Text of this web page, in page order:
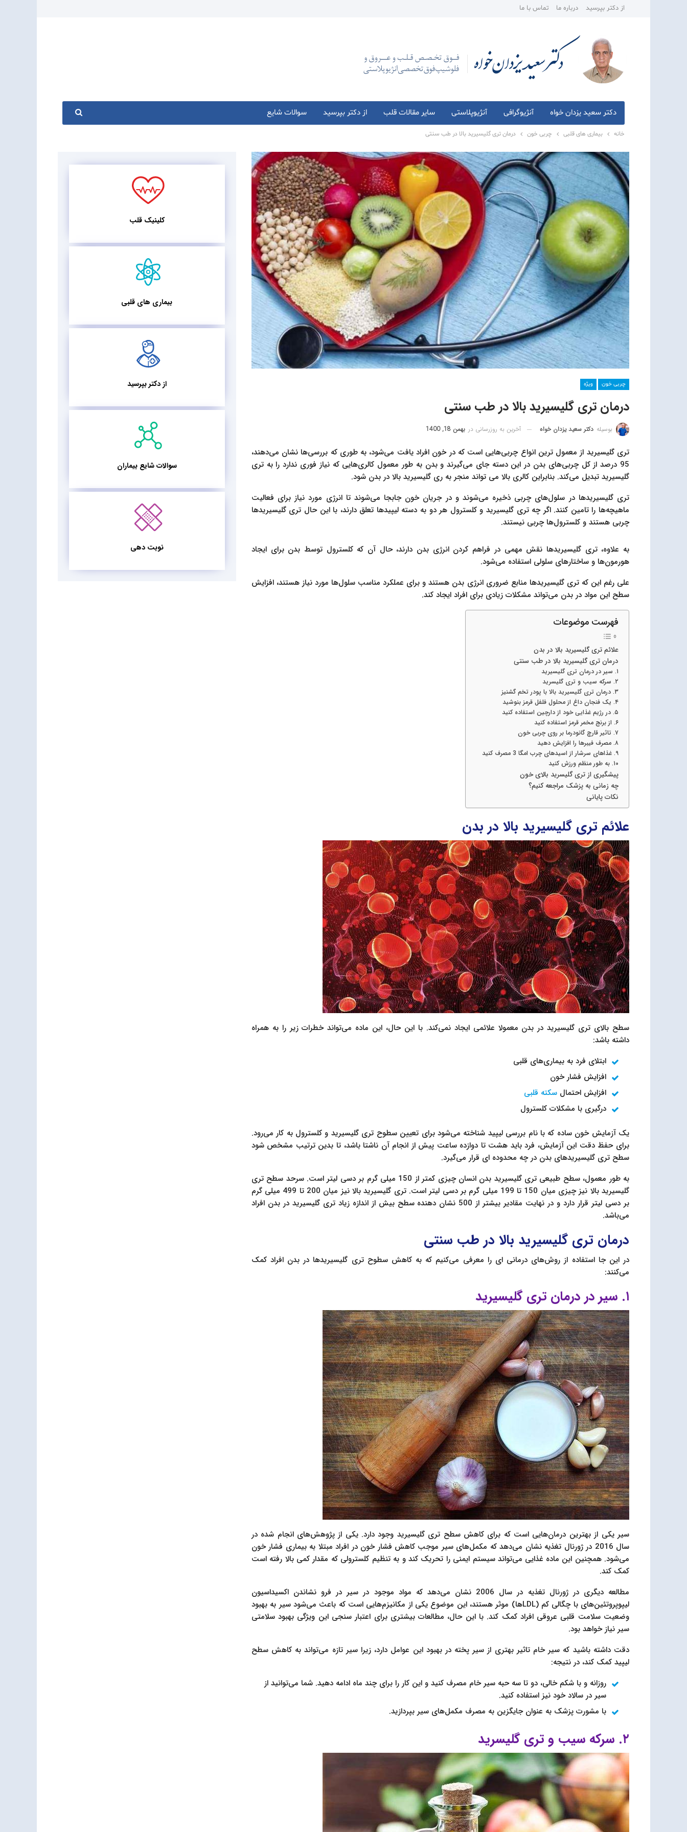
از دکتر بپرسید درباره ما تماس با ما
دکتر سعید یزدان خواه آنژیوگرافی آنژیوپلاستی سایر مقالات قلب از دکتر بپرسید سوالات شایع
خانه بیماری های قلبی چربی خون درمان تری گلیسیرید بالا در طب سنتی
چربی خون ویژه
درمان تری گلیسیرید بالا در طب سنتی
بوسیله دکتر سعید یزدان خواه آخرین به روزرسانی در بهمن 18, 1400
تری گلیسیرید از معمول ترین انواع چربی‌هایی است که در خون افراد یافت می‌شود، به طوری که بررسی‌ها نشان می‌دهند،
95 درصد از کل چربی‌های بدن در این دسته جای می‌گیرند و بدن به طور معمول کالری‌هایی که نیاز فوری ندارد را به تری
گلیسیرید تبدیل می‌کند. بنابراین کالری بالا می تواند منجر به ری گلیسیرید بالا در بدن شود.
تری گلیسیرید‌ها در سلول‌های چربی ذخیره می‌شوند و در جریان خون جابجا می‌شوند تا انرژی مورد نیاز برای فعالیت
ماهیچه‌ها را تامین کنند. اگر چه تری گلیسیرید و کلسترول هر دو به دسته لیپیدها تعلق دارند، با این حال تری گلیسیرید‌ها
چربی هستند و کلسترول‌ها چربی نیستند.
به علاوه، تری گلیسیرید‌ها نقش مهمی در فراهم کردن انرژی بدن دارند، حال آن که کلسترول توسط بدن برای ایجاد
هورمون‌ها و ساختارهای سلولی استفاده می‌شود.
علی رغم این که تری گلیسیرید‌ها منابع ضروری انرژی بدن هستند و برای عملکرد مناسب سلول‌ها مورد نیاز هستند، افزایش
سطح این مواد در بدن می‌تواند مشکلات زیادی برای افراد ایجاد کند.
فهرست موضوعات
علائم تری گلیسیرید بالا در بدن
درمان تری گلیسیرید بالا در طب سنتی
۱. سیر در درمان تری گلیسیرید
۲. سرکه سیب و تری گلیسرید
۳. درمان تری گلیسیرید بالا با پودر تخم گشنیز
۴. یک فنجان داغ از محلول فلفل قرمز بنوشید
۵. در رژیم غذایی خود از دارچین استفاده کنید
۶. از برنج مخمر قرمز استفاده کنید
۷. تاثیر قارچ گانودرما بر روی چربی خون
۸. مصرف فیبرها را افزایش دهید
۹. غذاهای سرشار از اسیدهای چرب امگا 3 مصرف کنید
۱۰. به طور منظم ورزش کنید
پیشگیری از تری گلیسرید بالای خون
چه زمانی به پزشک مراجعه کنیم؟
نکات پایانی
علائم تری گلیسیرید بالا در بدن
سطح بالای تری گلیسیرید در بدن معمولا علائمی ایجاد نمی‌کند. با این حال، این ماده می‌تواند خطرات زیر را به همراه
داشته باشد:
ابتلای فرد به بیماری‌های قلبی
افزایش فشار خون
افزایش احتمال سکته قلبی
درگیری با مشکلات کلسترول
یک آزمایش خون ساده که با نام بررسی لیپید شناخته می‌شود برای تعیین سطوح تری گلیسیرید و کلسترول به کار می‌رود.
برای حفظ دقت این آزمایش، فرد باید هشت تا دوازده ساعت پیش از انجام آن ناشتا باشد، تا بدین ترتیب مشخص شود
سطح تری گلیسیرید‌های بدن در چه محدوده ای قرار می‌گیرد.
به طور معمول، سطح طبیعی تری گلیسیرید بدن انسان چیزی کمتر از 150 میلی گرم بر دسی لیتر است. سرحد سطح تری
گلیسیرید بالا نیز چیزی میان 150 تا 199 میلی گرم بر دسی لیتر است. تری گلیسیرید بالا نیز میان 200 تا 499 میلی گرم
بر دسی لیتر قرار دارد و در نهایت مقادیر بیشتر از 500 نشان دهنده سطح بیش از اندازه زیاد تری گلیسیرید در بدن افراد
می‌باشد.
درمان تری گلیسیرید بالا در طب سنتی
در این جا استفاده از روش‌های درمانی ای را معرفی می‌کنیم که به کاهش سطوح تری گلیسیرید‌ها در بدن افراد کمک
می‌کنند:
۱. سیر در درمان تری گلیسیرید
سیر یکی از بهترین درمان‌هایی است که برای کاهش سطح تری گلیسیرید وجود دارد. یکی از پژوهش‌های انجام شده در
سال 2016 در ژورنال تغذیه نشان می‌دهد که مکمل‌های سیر موجب کاهش فشار خون در افراد مبتلا به بیماری فشار خون
می‌شود. همچنین این ماده غذایی می‌تواند سیستم ایمنی را تحریک کند و به تنظیم کلسترولی که مقدار کمی بالا رفته است
کمک کند.
مطالعه دیگری در ژورنال تغذیه در سال 2006 نشان می‌دهد که مواد موجود در سیر در فرو نشاندن اکسیداسیون
لیپوپروتئین‌های با چگالی کم (LDLها) موثر هستند، این موضوع یکی از مکانیزم‌هایی است که باعث می‌شود سیر به بهبود
وضعیت سلامت قلبی عروقی افراد کمک کند. با این حال، مطالعات بیشتری برای اعتبار سنجی این ویژگی بهبود سلامتی
سیر نیاز خواهد بود.
دقت داشته باشید که سیر خام تاثیر بهتری از سیر پخته در بهبود این عوامل دارد، زیرا سیر تازه می‌تواند به کاهش سطح
لیپید کمک کند، در نتیجه:
روزانه و با شکم خالی، دو تا سه حبه سیر خام مصرف کنید و این کار را برای چند ماه ادامه دهید. شما می‌توانید از
سیر در سالاد خود نیز استفاده کنید.
با مشورت پزشک به عنوان جایگزین به مصرف مکمل‌های سیر بپردازید.
۲. سرکه سیب و تری گلیسرید
کلینیک قلب
بیماری های قلبی
از دکتر بپرسید
سوالات شایع بیماران
نوبت دهی